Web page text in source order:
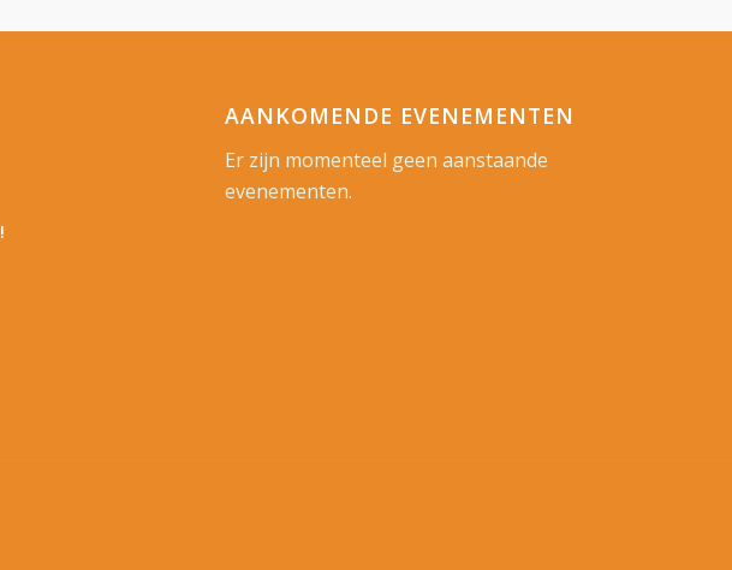
AANKOMENDE EVENEMENTEN
Er zijn momenteel geen aanstaande
evenementen.